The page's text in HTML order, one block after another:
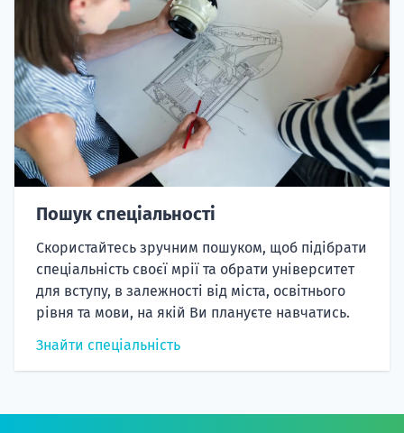
Пошук спеціальності
Скористайтесь зручним пошуком, щоб підібрати
спеціальність своєї мрії та обрати університет
для вступу, в залежності від міста, освітнього
рівня та мови, на якій Ви плануєте навчатись.
Знайти спеціальність